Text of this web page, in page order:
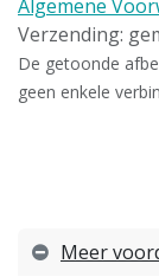
Algemene
Verzending:
De getoonde
geen enkele
Meer